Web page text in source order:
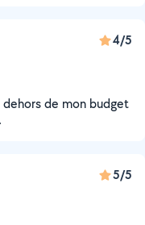
4/5
de mon budget
5/5